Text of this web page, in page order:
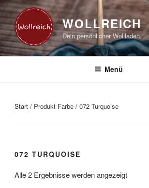
Zum
Inhalt
springen
WOLLREICH
Dein persönlicher Wollladen.
Menü
Start / Produkt Farbe / 072 Turquoise
072 TURQUOISE
Alle 2 Ergebnisse werden angezeigtNach